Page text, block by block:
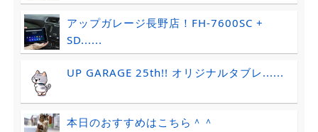
アップガレージ長野店！FH-7600SC +
SD......
UP GARAGE 25th!! オリジナルタブレ......
本日のおすすめはこちら＾＾